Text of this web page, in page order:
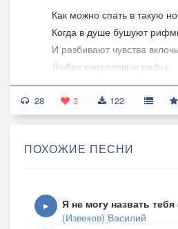
Как можно спать в такую
Когда в душе бушуют
И разбивают чувства вклочь
Любви коралловые рифы.
Как можно спать, когда в
Горит звезда полночным
В свою вселенную к
Поет в душе букет мелодий
И яркой радуги волна
28 3 122
ПОХОЖИЕ ПЕСНИ
▶ Я не могу назвать
(Извеков) Василий